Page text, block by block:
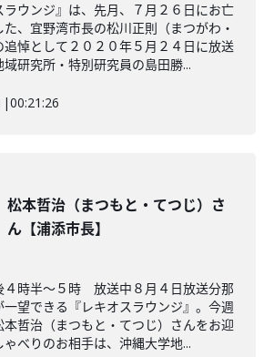
ウンジ』は、先月、７月２６日にお亡
た、宜野湾市長の松川正則（まつがわ・
追悼として２０２０年５月２４日に放送
域研究所・特別研究員の島田勝...
|00:21:26
松本哲治（まつもと・てつじ）さ
ん【浦添市長】
時半～５時 放送中８月４日放送分那
望できる『レキオスラウンジ』。今週
哲治（まつもと・てつじ）さんをお迎
べりのお相手は、沖縄大学地...